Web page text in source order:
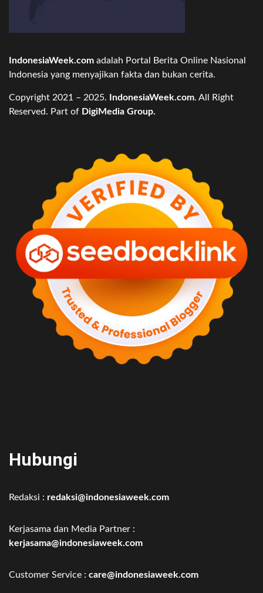
IndonesiaWeek.com adalah Portal Berita Online Nasional
Indonesia yang menyajikan fakta dan bukan cerita.
Copyright 2021 – 2025. IndonesiaWeek.com. All Right
Reserved. Part of DigiMedia Group.
Hubungi
Redaksi : redaksi@indonesiaweek.com
Kerjasama dan Media Partner :
kerjasama@indonesiaweek.com
Customer Service : care@indonesiaweek.com